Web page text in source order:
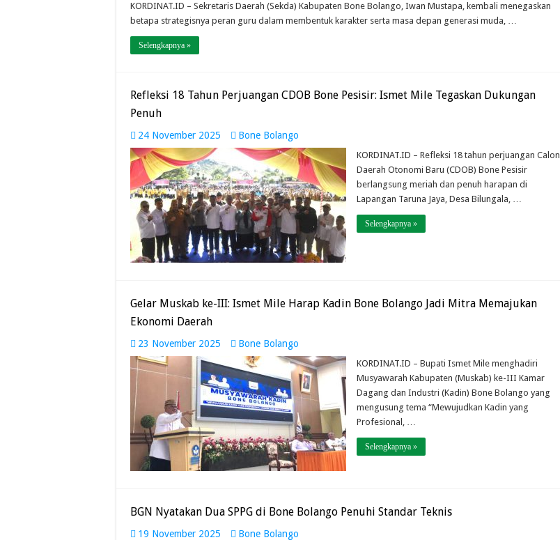
KORDINAT.ID – Sekretaris Daerah (Sekda) Kabupaten Bone Bolango, Iwan Mustapa, kembali menegaskan
betapa strategisnya peran guru dalam membentuk karakter serta masa depan generasi muda, …
Selengkapnya »
Refleksi 18 Tahun Perjuangan CDOB Bone Pesisir: Ismet Mile Tegaskan Dukungan
Penuh
24 November 2025 Bone Bolango
KORDINAT.ID – Refleksi 18 tahun perjuangan Calon
Daerah Otonomi Baru (CDOB) Bone Pesisir
berlangsung meriah dan penuh harapan di
Lapangan Taruna Jaya, Desa Bilungala, …
Selengkapnya »
Gelar Muskab ke-III: Ismet Mile Harap Kadin Bone Bolango Jadi Mitra Memajukan
Ekonomi Daerah
23 November 2025 Bone Bolango
KORDINAT.ID – Bupati Ismet Mile menghadiri
Musyawarah Kabupaten (Muskab) ke-III Kamar
Dagang dan Industri (Kadin) Bone Bolango yang
mengusung tema “Mewujudkan Kadin yang
Profesional, …
Selengkapnya »
BGN Nyatakan Dua SPPG di Bone Bolango Penuhi Standar Teknis
19 November 2025 Bone Bolango